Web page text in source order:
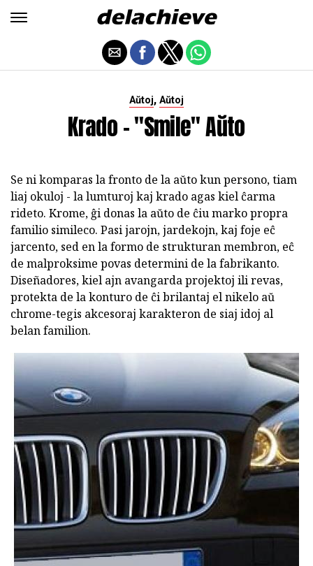
Aŭtoj, Aŭtoj
Krado - "Smile" Aŭto
Se ni komparas la fronto de la aŭto kun persono, tiam
liaj okuloj - la lumturoj kaj krado agas kiel ĉarma
rideto. Krome, ĝi donas la aŭto de ĉiu marko propra
familio simileco. Pasi jarojn, jardekojn, kaj foje eĉ
jarcento, sed en la formo de strukturan membron, eĉ
de malproksime povas determini de la fabrikanto.
Diseñadores, kiel ajn avangarda projektoj ili revas,
protekta de la konturo de ĉi brilantaj el nikelo aŭ
chrome-tegis akcesoraj karakteron de siaj idoj al
belan familion.